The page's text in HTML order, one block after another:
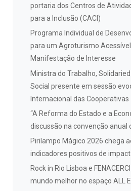
portaria dos Centros de
para a Inclusão (CACI)
Programa Individual de
para um Agroturismo
Manifestação de Interesse
Ministra do Trabalho,
Social presente em sessão
Internacional das Cooperativas
“A Reforma do Estado e a
discussão na convenção anual
Pirilampo Mágico 2026 chega
indicadores positivos de
Rock in Rio Lisboa e
mundo melhor no espaço ALL